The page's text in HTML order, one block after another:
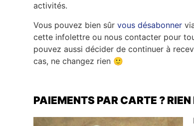
activités.
Vous pouvez bien sûr vous désabonner
cette infolettre ou nous contacter pour
pouvez aussi décider de continuer à
cas, ne changez rien 🙂
PAIEMENTS PAR CARTE ?